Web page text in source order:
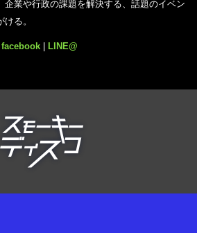
企業や行政の課題を解決する、話題のイベン
る。
facebook LINE@